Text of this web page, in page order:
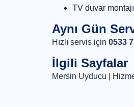
TV duvar
Aynı Gün
Hızlı servis için 0533
İlgili Sayfalar
Mersin Uyducu